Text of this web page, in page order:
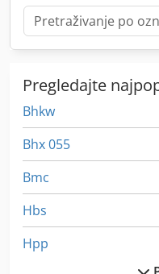
Pregledajte
Bhkw
Bhx 055
Bmc
Hbs
Hpp